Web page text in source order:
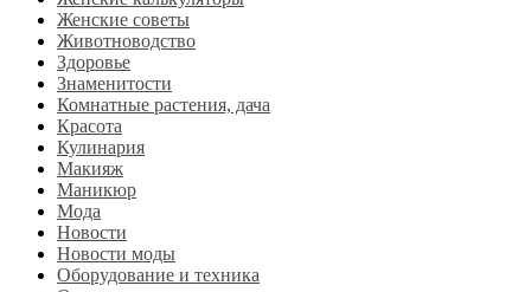
Женские советы
Животноводство
Здоровье
Знаменитости
Комнатные растения, дача
Красота
Кулинария
Макияж
Маникюр
Мода
Новости
Новости моды
Оборудование и техника